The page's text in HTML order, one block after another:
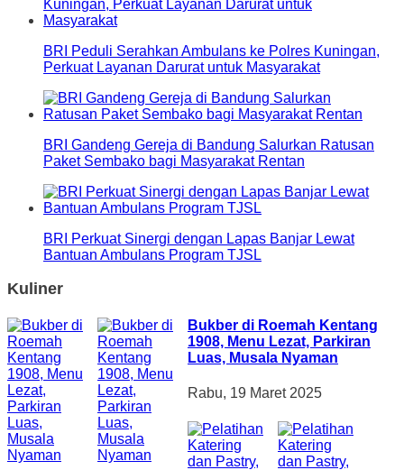
BRI Peduli Serahkan Ambulans ke Polres Kuningan,
Perkuat Layanan Darurat untuk Masyarakat
BRI Gandeng Gereja di Bandung Salurkan Ratusan
Paket Sembako bagi Masyarakat Rentan
BRI Perkuat Sinergi dengan Lapas Banjar Lewat
Bantuan Ambulans Program TJSL
Kuliner
Bukber di Roemah Kentang
1908, Menu Lezat, Parkiran
Luas, Musala Nyaman
Rabu, 19 Maret 2025